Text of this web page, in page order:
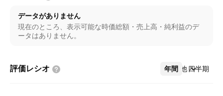
データがありません
現在のところ、表示可能な時価総額・売上高・純利益のデ
ータはありません。
評価レシオ 年間 四半期
その他